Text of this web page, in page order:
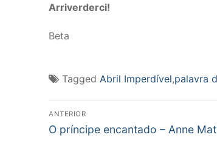
Arriverderci!
Beta
Tagged Abril Imperdível,palavra
Navegação
de
ANTERIOR
Post
O príncipe encantado – Anne